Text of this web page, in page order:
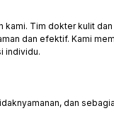
Tim dokter kulit
dan efektif. Kami
individu.
dan